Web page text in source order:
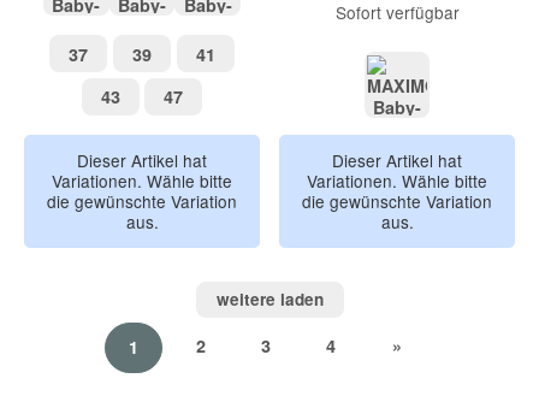
3737 3939 41
4343 4747
Dieser Artikel hat
Variationen. Wähle bitte
die gewünschte Variation
aus.
Sofort verfügbar
Dieser Artikel hat
Variationen. Wähle bitte
die gewünschte Variation
aus.
weitere laden
1 2 3 4 »